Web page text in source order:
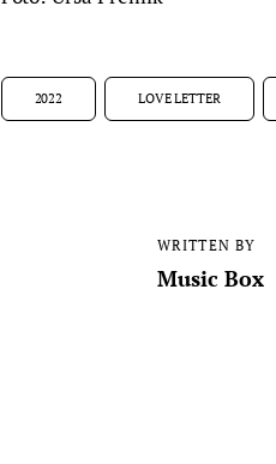
2022 LOVE LETTER
WRITTEN BY
Music Box